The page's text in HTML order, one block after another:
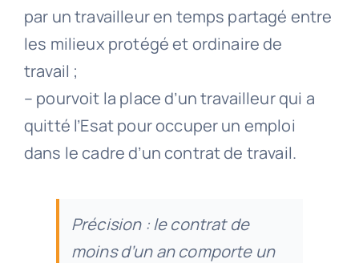
par un travailleur en temps partagé entre
les milieux protégé et ordinaire de
travail ;
– pourvoit la place d’un travailleur qui a
quitté l’Esat pour occuper un emploi
dans le cadre d’un contrat de travail.
Précision : le contrat de
moins d’un an comporte un